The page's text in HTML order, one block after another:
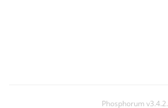
Phosphorum v3.4.2.